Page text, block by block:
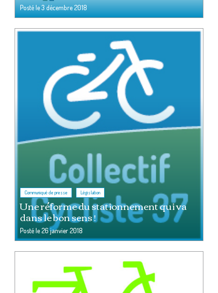
Posté le3 décembre 2018
Communiqué de presse Législation
Une réforme du stationnement qui va
dans le bon sens !
Posté le26 janvier 2018